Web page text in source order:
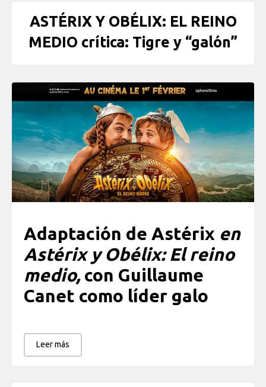
ASTÉRIX Y OBÉLIX: EL REINO
MEDIO crítica: Tigre y “galón”
Adaptación de Astérix en
Astérix y Obélix: El reino
medio, con Guillaume
Canet como líder galo
Leer más